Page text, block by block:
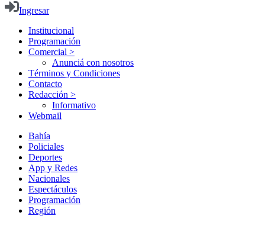
Ingresar
Institucional
Programación
Comercial >
Anunciá con nosotros
Términos y Condiciones
Contacto
Redacción >
Informativo
Webmail
Bahía
Policiales
Deportes
App y Redes
Nacionales
Espectáculos
Programación
Región